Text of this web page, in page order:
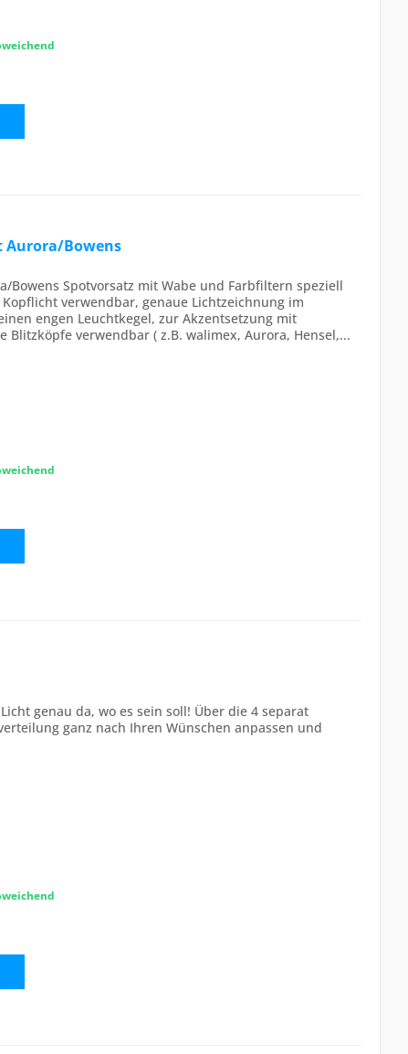
Aurora/Bowens
Bowens Spotvorsatz mit Wabe und Farbfiltern speziell
verwendbar, genaue Lichtzeichnung im
engen Leuchtkegel, zur Akzentsetzung mit
verwendbar ( z.B. walimex, Aurora, Hensel,...
genau da, wo es sein soll! Über die 4 separat
ganz nach Ihren Wünschen anpassen und